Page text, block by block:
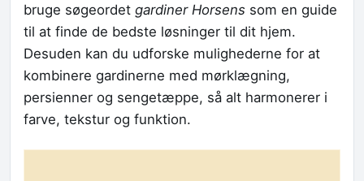
bruge søgeordet gardiner Horsens som en guide
til at finde de bedste løsninger til dit hjem.
Desuden kan du udforske mulighederne for at
kombinere gardinerne med mørklægning,
persienner og sengetæppe, så alt harmonerer i
farve, tekstur og funktion.